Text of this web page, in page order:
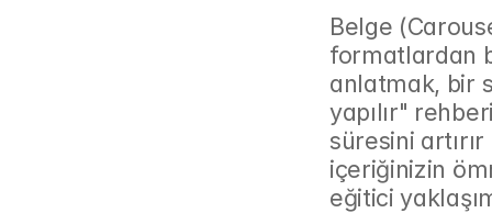
Belge
formatlardan
anlatmak, bir
yapılır"
süresini
içeriğinizin
eğitici